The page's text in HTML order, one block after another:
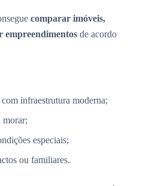
comparar imóveis,
empreendimentos de acordo
com infraestrutura moderna;
morar;
especiais;
ou familiares.